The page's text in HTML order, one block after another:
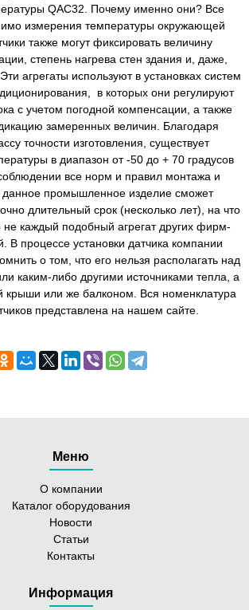
QAC32. Почему именно они? Все
измерения температуры окружающей
также могут фиксировать величину
степень нагрева стен здания и, даже,
агрегаты используют в установках систем
в которых они регулируют
с учетом погодной компенсации, а также
замеренных величин. Благодаря
точности изготовления, существует
в диапазон от -50 до + 70 градусов
все норм и правил монтажа и
данное промышленное изделие сможет
длительный срок (несколько лет), на что
не каждый подобный агрегат других фирм-
В процессе установки датчика компании
о том, что его нельзя располагать над
каким-либо другими источниками тепла, а
крыши или же балконом. Вся номенклатура
представлена на нашем сайте.
Меню
О компании
Каталог оборудования
Новости
Статьи
Контакты
Информация